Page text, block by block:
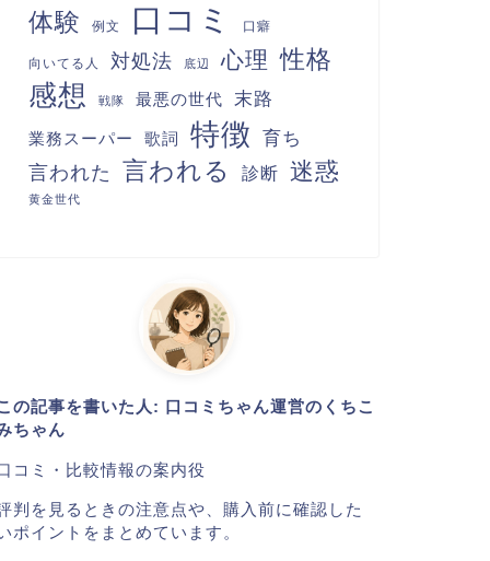
体験 例文 口コミ 口癖
向いてる人 対処法 底辺 心理 性格
感想 戦隊 最悪の世代 末路
業務スーパー 歌詞 特徴 育ち
言われた 言われる 診断 迷惑
黄金世代
の記事を書いた人: 口コミちゃん運営のくちこ
ちゃん
コミ・比較情報の案内役
判を見るときの注意点や、購入前に確認した
ポイントをまとめています。